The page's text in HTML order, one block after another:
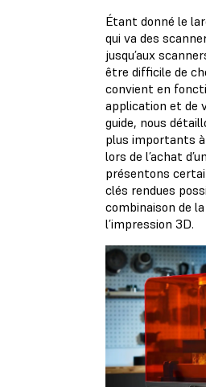
Étant donné le
qui va des
jusqu’aux
être difficile de
convient en
application et de
guide, nous
plus importants
lors de l’achat
présentons
clés rendues
combinaison de
l’impression 3D.